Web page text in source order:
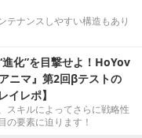
テナンスしやすい構造もあり
化”を目撃せよ！HoYov
ニマ』第2回βテストの
イレポ】
スキルによってさらに戦略性
の要素に迫ります！